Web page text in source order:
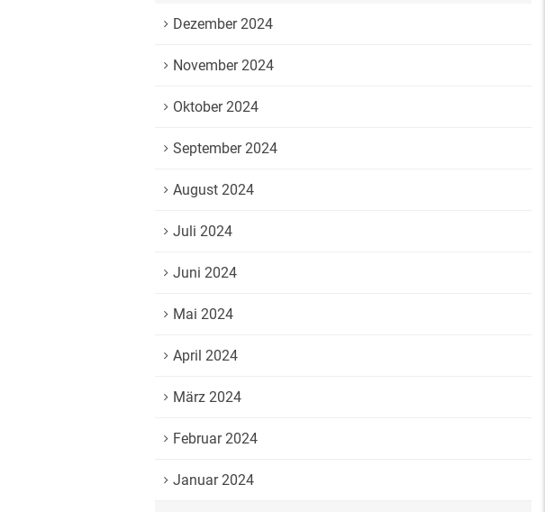
Dezember 2024
November 2024
Oktober 2024
September 2024
August 2024
Juli 2024
Juni 2024
Mai 2024
April 2024
März 2024
Februar 2024
Januar 2024